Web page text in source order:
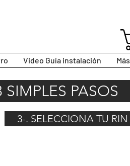
Video Guía instalación Más
PASOS
3-. SELECCIONA TU RIN